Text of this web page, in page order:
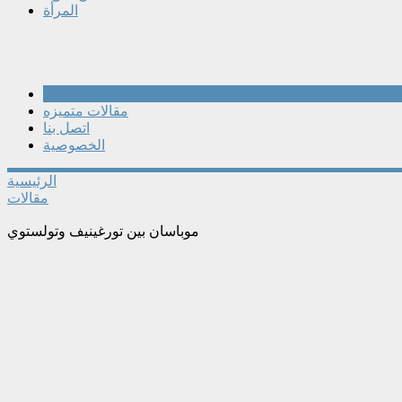
المرأة
مقالات متميزه
اتصل بنا
الخصوصية
الرئيسية
مقالات
موباسان بين تورغينيف وتولستوي